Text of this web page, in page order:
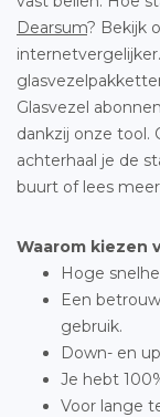
Dearsum? Bekijk
Glasvezel
dankzij onze tool.
achterhaal je de
buurt of lees
Waarom kiezen
Hoge
Een
gebruik.
Down- en
Je hebt
Voor lange